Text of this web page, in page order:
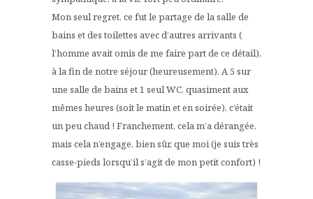
Mon seul regret, ce fut le partage de la salle de
bains et des toilettes avec d’autres arrivants (
l’homme avait omis de me faire part de ce détail),
à la fin de notre séjour (heureusement). A 5 sur
une salle de bains et 1 seul WC, quasiment aux
mêmes heures (soit le matin et en soirée), c’était
un peu chaud ! Franchement, cela m’a dérangée,
mais cela n’engage, bien sûr, que moi (je suis très
casse-pieds lorsqu’il s’agit de mon petit confort) !